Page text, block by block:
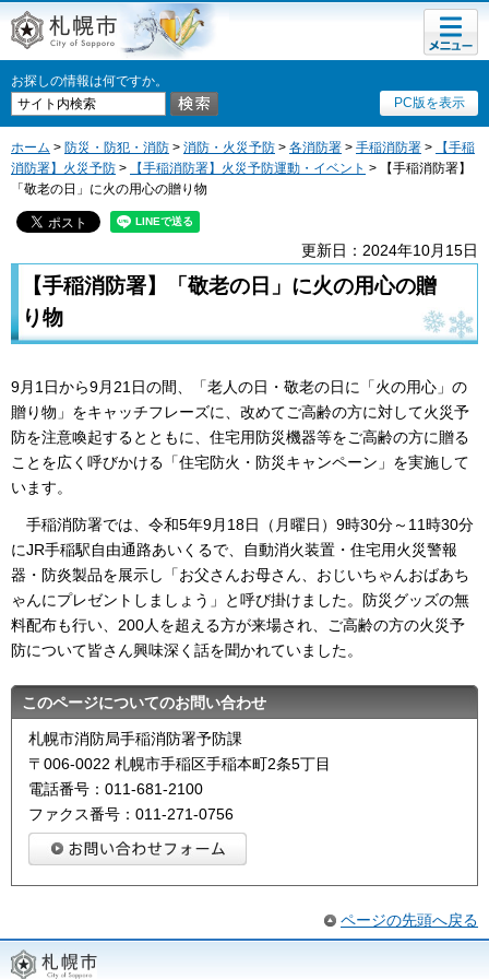
札幌市
お探しの情報は何ですか。
PC版を表示
メニュ
ー
ホーム > 防災・防犯・消防 > 消防・火災予防 > 各消防署 > 手稲消防署 >
【手稲
消防署】火災予防 > 【手稲消防署】火災予防運動・イベント > 【手稲消防署】
「敬老の日」に火の用心の贈り物
更新日：2024年10月15日
【手稲消防署】「敬老の日」に火の用心の贈
り物
9月1日から9月21日の間、「老人の日・敬老の日に「火の用心」の
贈り物」をキャッチフレーズに、改めてご高齢の方に対して火災予
防を注意喚起するとともに、住宅用防災機器等をご高齢の方に贈る
ことを広く呼びかける「住宅防火・防災キャンペーン」を実施して
います。
手稲消防署では、令和5年9月18日（月曜日）9時30分～11時30分
にJR手稲駅自由通路あいくるで、自動消火装置・住宅用火災警報
器・防炎製品を展示し「お父さんお母さん、おじいちゃんおばあち
ゃんにプレゼントしましょう」と呼び掛けました。防災グッズの無
料配布も行い、200人を超える方が来場され、ご高齢の方の火災予
防について皆さん興味深く話を聞かれていました。
このページについてのお問い合わせ
札幌市消防局手稲消防署予防課
〒006-0022 札幌市手稲区手稲本町2条5丁目
電話番号：011-681-2100
ファクス番号：011-271-0756
ページの先頭へ戻る